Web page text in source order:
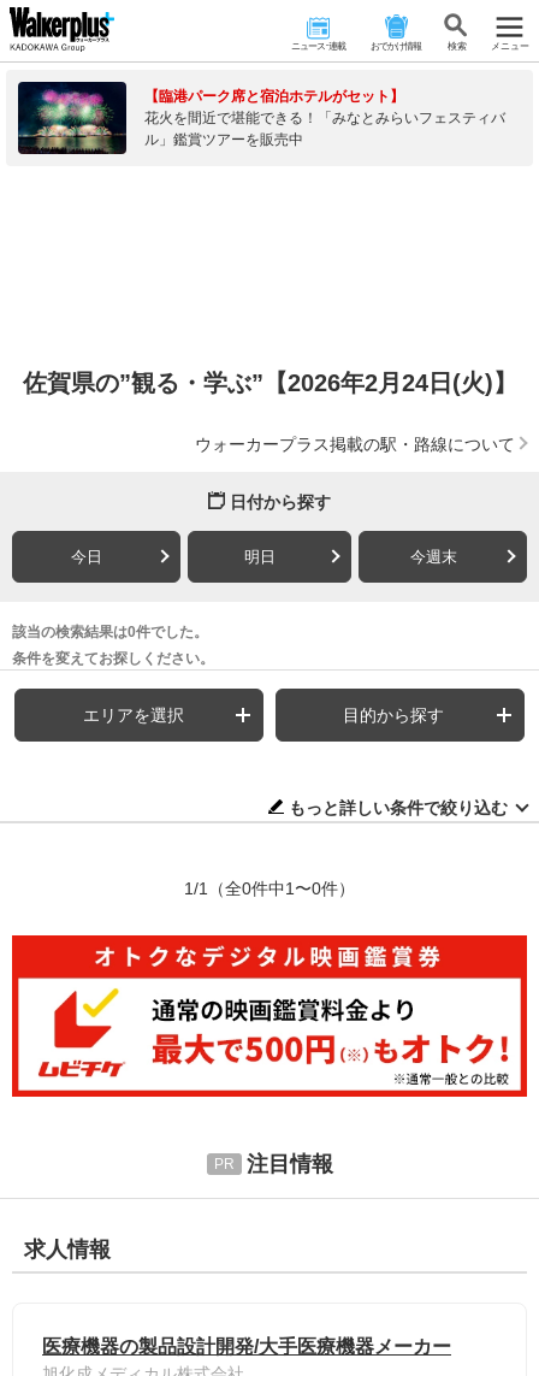
ニュース･連載 おでかけ情報 検 索 メニュー
【臨港パーク席と宿泊ホテルがセット】
花火を間近で堪能できる！「みなとみらいフェスティバ
ル」鑑賞ツアーを販売中
佐賀県の”観る・学ぶ”【2026年2月24日(火)】
ウォーカープラス掲載の駅・路線について
日付から探す
今日 明日 今週末
該当の検索結果は0件でした。
条件を変えてお探しください。
エリアを選択 目的から探す
もっと詳しい条件で絞り込む
1/1 （全0件中1〜0件）
注目情報
求人情報
医療機器の製品設計開発/大手医療機器メーカー